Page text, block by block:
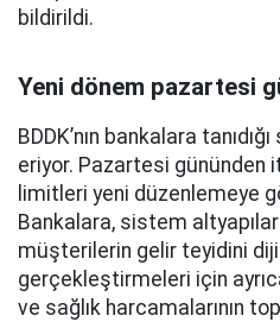
bildirildi.
Yeni dönem pazartesi
BDDK’nın bankalara
eriyor. Pazartesi gününden
limitleri yeni düzenlemeye
Bankalara, sistem
müşterilerin gelir teyidini
gerçekleştirmeleri için
ve sağlık harcamalarının